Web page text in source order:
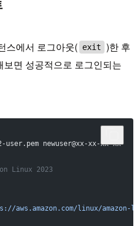
스에서 로그아웃( exit
)한 후
보면 성공적으로 로그인되는
newuser@xx-xx-xx-xx
Linux 2023
aws.amazon.com/linux/amazon-